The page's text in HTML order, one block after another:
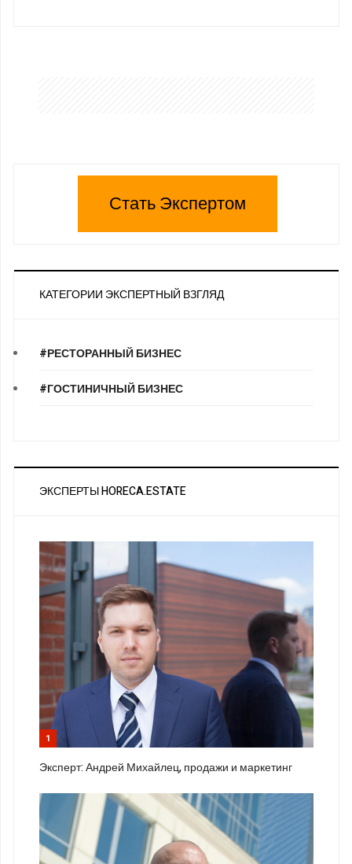
Стать Экспертом
КАТЕГОРИИ ЭКСПЕРТНЫЙ ВЗГЛЯД
#РЕСТОРАННЫЙ БИЗНЕС
#ГОСТИНИЧНЫЙ БИЗНЕС
ЭКСПЕРТЫ HORECA.ESTATE
1
Эксперт: Андрей Михайлец, продажи и маркетинг